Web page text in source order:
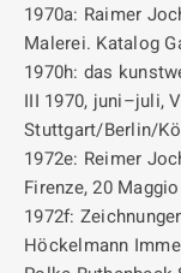
1970a: Raimer
Malerei. Katalog
1970h: das
III 1970, juni–juli,
Stuttgart/Berlin/
1972e: Reimer
Firenze, 20
1972f:
Höckelmann